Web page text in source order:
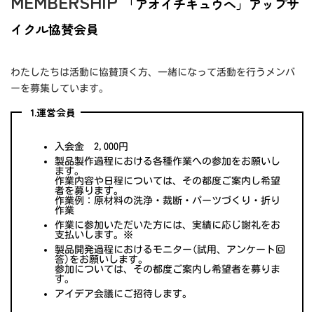
「アオイチキュウへ」アップサ
イクル協賛会員
わたしたちは活動に協賛頂く方、一緒になって活動を行うメンバ
ーを募集しています。
1.運営会員
入会金 2,000円
製品製作過程における各種作業への参加をお願いし
ます。
作業内容や日程については、その都度ご案内し希望
者を募ります。
作業例：原材料の洗浄・裁断・パーツづくり・折り
作業
作業に参加いただいた方には、実績に応じ謝礼をお
支払いします。※
製品開発過程におけるモニター(試用、アンケート回
答)をお願いします。
参加については、その都度ご案内し希望者を募りま
す。
アイデア会議にご招待します。